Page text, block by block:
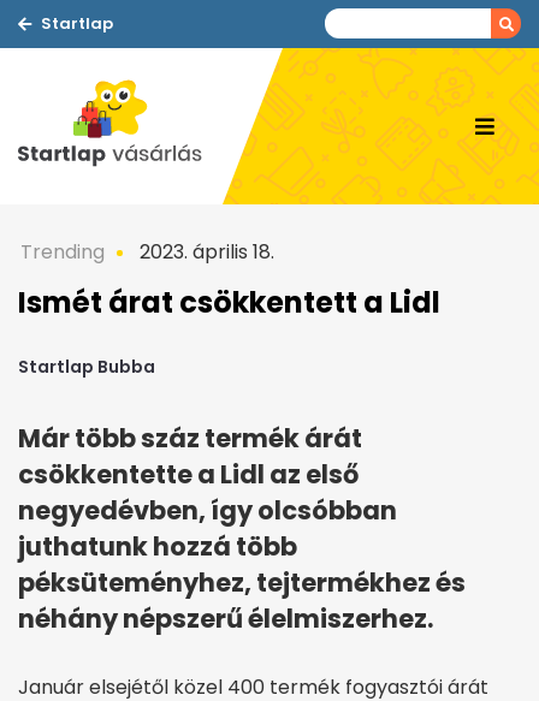
Startlap
Trending 2023. április 18.
Ismét árat csökkentett a Lidl
Startlap Bubba
Már több száz termék árát
csökkentette a Lidl az első
negyedévben, így olcsóbban
juthatunk hozzá több
péksüteményhez, tejtermékhez és
néhány népszerű élelmiszerhez.
Január elsejétől közel 400 termék fogyasztói árát